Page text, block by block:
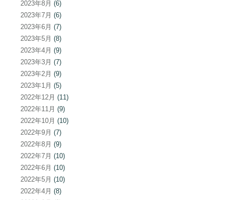
2023年8月 (6)
2023年7月 (6)
2023年6月 (7)
2023年5月 (8)
2023年4月 (9)
2023年3月 (7)
2023年2月 (9)
2023年1月 (5)
2022年12月 (11)
2022年11月 (9)
2022年10月 (10)
2022年9月 (7)
2022年8月 (9)
2022年7月 (10)
2022年6月 (10)
2022年5月 (10)
2022年4月 (8)